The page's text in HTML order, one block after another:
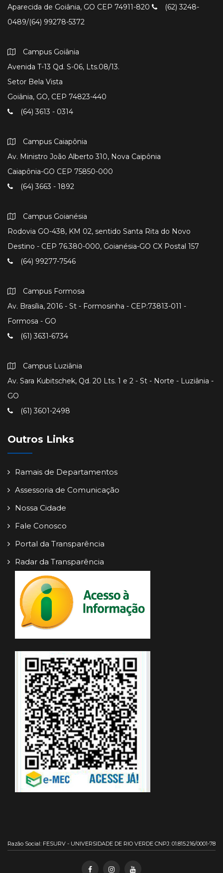
Aparecida de Goiânia, GO CEP 74911-820
(62) 3248-
0489/(64) 99278-5372
Campus Goiânia
Avenida T-13 Qd. S-06, Lts.08/13.
Setor Bela Vista
Goiânia, GO, CEP 74823-440
(64) 3613 - 0314
Campus Caiapônia
Av. Ministro João Alberto 310, Nova Caipônia
Caiapônia-GO CEP 75850-000
(64) 3663 - 1892
Campus Goianésia
Rodovia GO-438, KM 02, sentido Santa Rita do Novo
Destino - CEP 76.380-000, Goianésia-GO CX Postal 157
(64) 99277-7546
Campus Formosa
Av. Brasília, 2016 - St - Formosinha - CEP:73813-011 -
Formosa - GO
(61) 3631-6734
Campus Luziânia
Av. Sara Kubitschek, Qd. 20 Lts. 1 e 2 - St - Norte - Luziânia -
GO
(61) 3601-2498
Outros Links
Ramais de Departamentos
Assessoria de Comunicação
Nossa Cidade
Fale Conosco
Portal da Transparência
Radar da Transparência
Razão Social: FESURV - UNIVERSIDADE DE RIO VERDE CNPJ: 01.815.216/0001-78